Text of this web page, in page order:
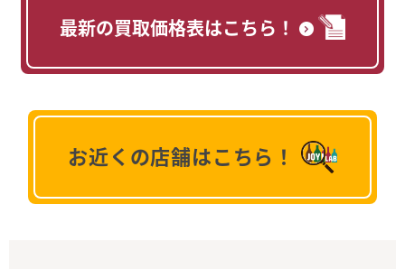
最新の買取価格表はこちら！
お近くの店舗はこちら！